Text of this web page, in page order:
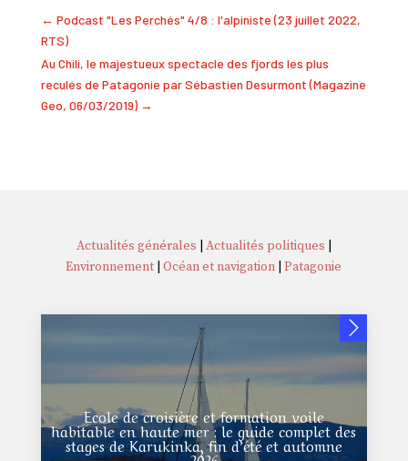
← Podcast "Les Perchés" 4/8 : l'alpiniste (23 juillet 2022,
RTS)
Au Chili, le majestueux spectacle des fjords les plus
reculés de Patagonie par Sébastien Desurmont (Magazine
Geo, 06/03/2019)→
Actualités générales Actualités politiques
Environnement |Océan et navigation |Patagonie
Ecole de croisière et formation voile
habitable en haute mer : le guide complet des
stages de Karukinka, fin d’été et automne